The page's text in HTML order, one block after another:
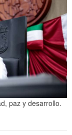
paz y desarrollo.